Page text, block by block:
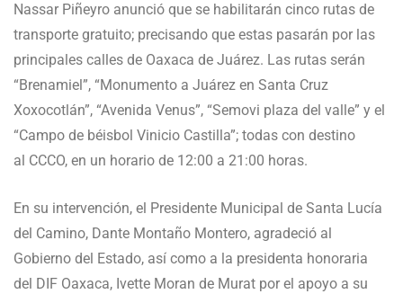
Nassar Piñeyro anunció que se habilitarán cinco rutas de
transporte gratuito; precisando que estas pasarán por las
principales calles de Oaxaca de Juárez. Las rutas serán
“Brenamiel”, “Monumento a Juárez en Santa Cruz
Xoxocotlán”, “Avenida Venus”, “Semovi plaza del valle” y el
“Campo de béisbol Vinicio Castilla”; todas con destino
al CCCO, en un horario de 12:00 a 21:00 horas.
En su intervención, el Presidente Municipal de Santa Lucía
del Camino, Dante Montaño Montero, agradeció al
Gobierno del Estado, así como a la presidenta honoraria
del DIF Oaxaca, Ivette Moran de Murat por el apoyo a su